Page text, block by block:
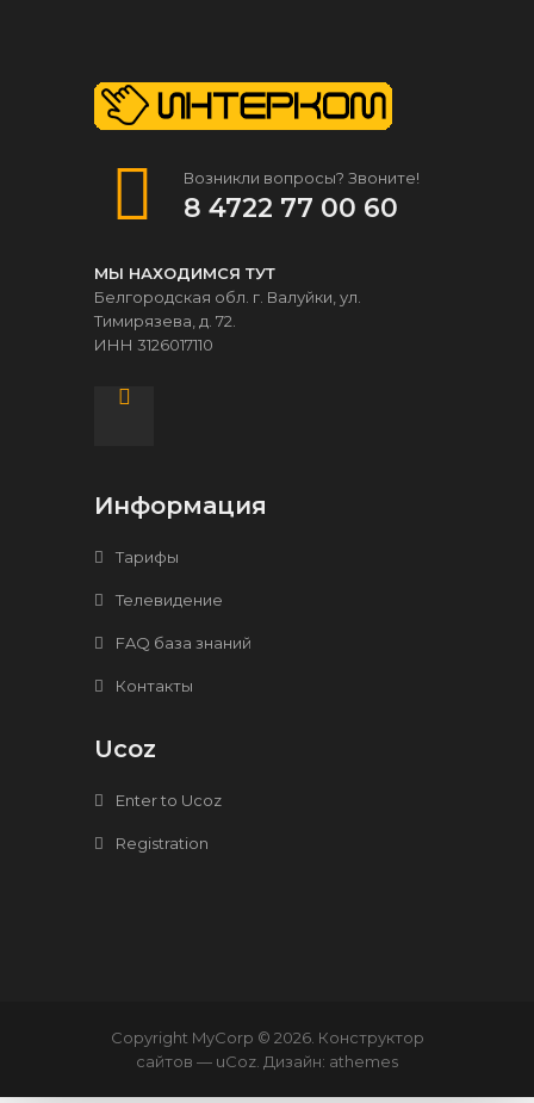
Возникли вопросы? Звоните!
8 4722 77 00 60
МЫ НАХОДИМСЯ ТУТ
Белгородская обл. г. Валуйки, ул.
Тимирязева, д. 72.
ИНН 3126017110
Информация
Тарифы
Телевидение
FAQ база знаний
Контакты
Ucoz
Enter to Ucoz
Registration
Copyright MyCorp © 2026. Конструктор
сайтов — uCoz . Дизайн: athemes